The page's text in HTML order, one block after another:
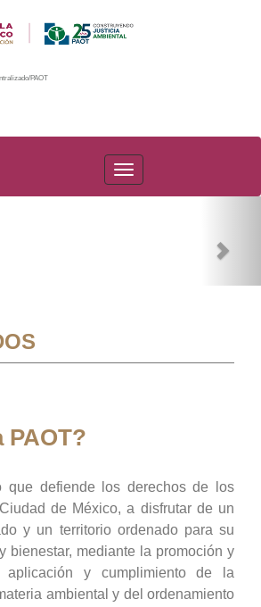
PAOT
PAOT
PAOT?
que defiende los derechos de los
de México, a disfrutar de un
y un territorio ordenado para su
bienestar, mediante la promoción y
y cumplimiento de la
ambiental y del ordenamiento